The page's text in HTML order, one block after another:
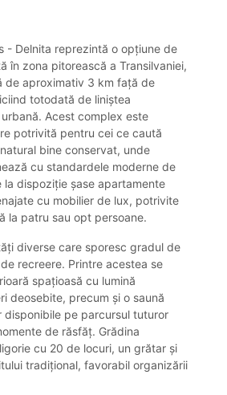
- Delnita reprezintă o opțiune de
în zona pitorească a Transilvaniei,
de aproximativ 3 km față de
totodată de liniștea
Acest complex este
potrivită pentru cei ce caută
bine conservat, unde
cu standardele moderne de
dispoziție șase apartamente
cu mobilier de lux, potrivite
la patru sau opt persoane.
diverse care sporesc gradul de
recreere. Printre acestea se
spațioasă cu lumină
deosebite, precum și o saună
disponibile pe parcursul tuturor
de răsfăț. Grădina
cu 20 de locuri, un grătar și
tradițional, favorabil organizării